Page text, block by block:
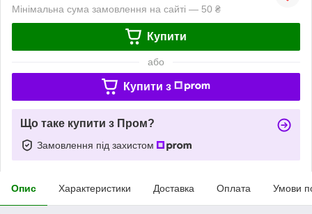
Мінімальна сума замовлення на сайті — 50 ₴
Купити
або
Купити з
Що таке купити з Пром?
Замовлення під захистом
Опис Характеристики Доставка Оплата Умови